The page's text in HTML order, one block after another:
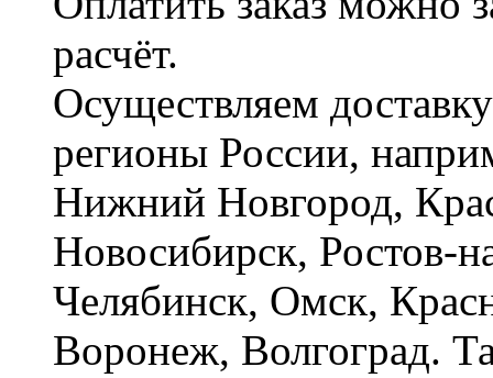
расчёт.
Осуществляем
регионы России,
Нижний Новгород,
Новосибирск, Ростов-
Челябинск, Омск,
Воронеж, Волгоград.